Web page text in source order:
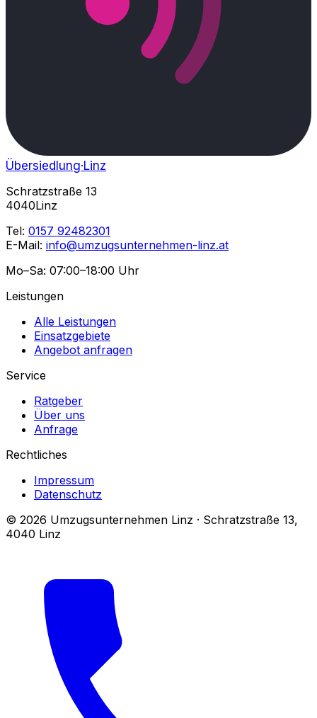
Übersiedlung·Linz
Schratzstraße 13
4040Linz
Tel: 0157 92482301
E-Mail: info@umzugsunternehmen-linz.at
Mo–Sa: 07:00–18:00 Uhr
Leistungen
Alle Leistungen
Einsatzgebiete
Angebot anfragen
Service
Ratgeber
Über uns
Anfrage
Rechtliches
Impressum
Datenschutz
© 2026 Umzugsunternehmen Linz · Schratzstraße 13,
4040 Linz